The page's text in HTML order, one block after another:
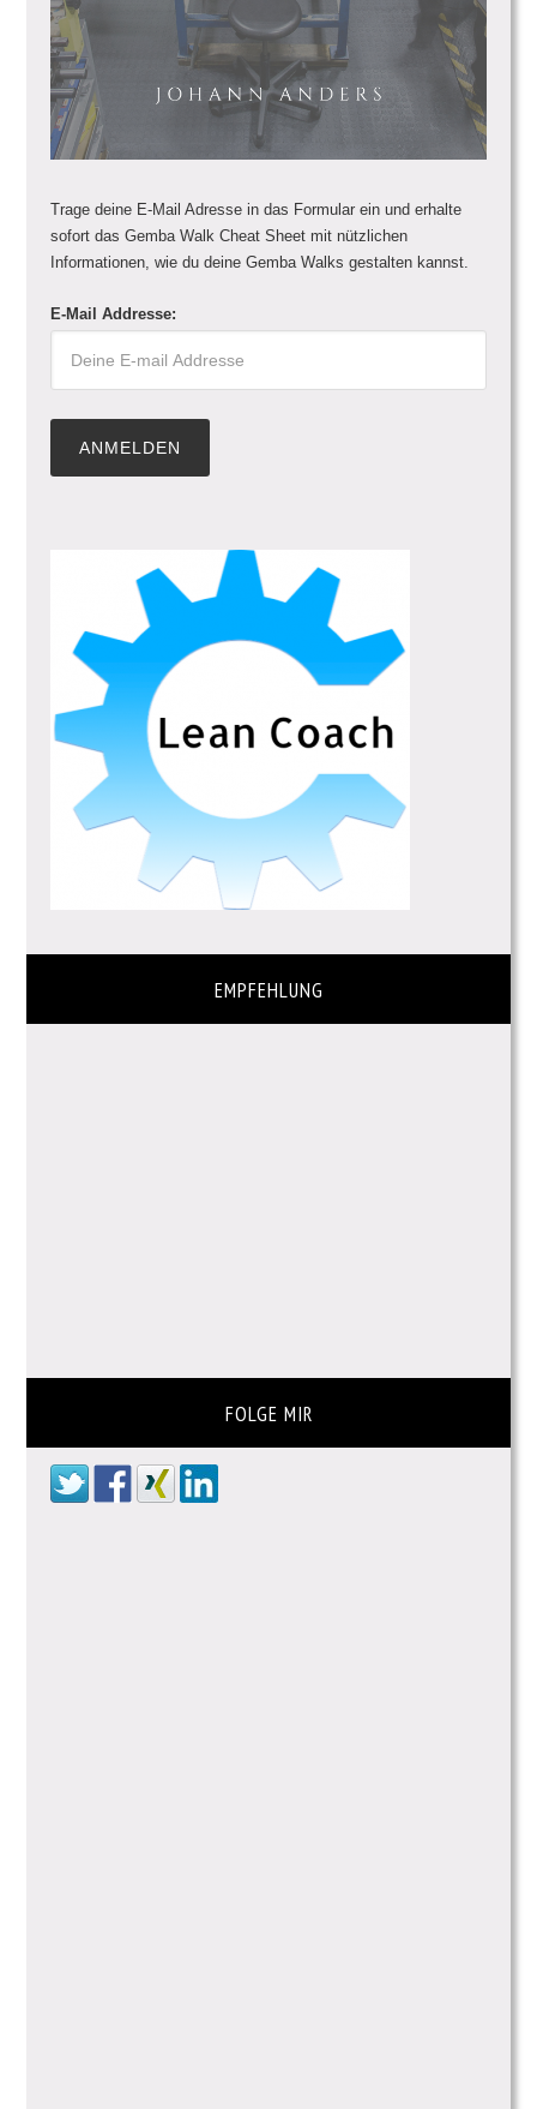
Trage deine E-Mail Adresse in das Formular ein und erhalte
sofort das Gemba Walk Cheat Sheet mit nützlichen
Informationen, wie du deine Gemba Walks gestalten kannst.
E-Mail Addresse:
EMPFEHLUNG
FOLGE MIR